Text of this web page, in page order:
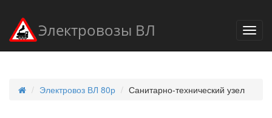
Электровозы ВЛ
Электровоз ВЛ 80р Санитарно-технический узел